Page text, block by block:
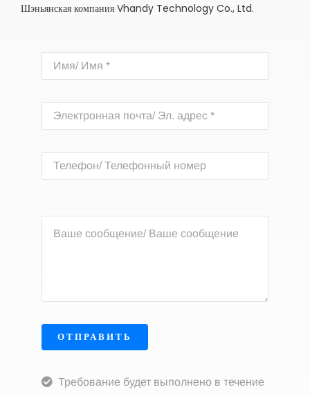
Шэньянская компания Vhandy Technology Co., Ltd.
ОТПРАВИТЬ
Требование будет выполнено в течение